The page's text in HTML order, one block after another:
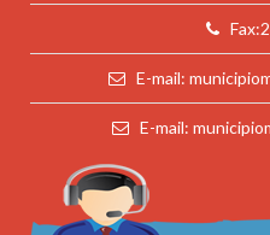
E-mail:
E-mail: